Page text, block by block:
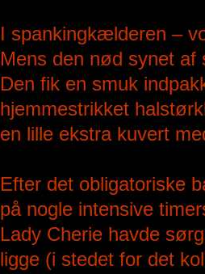
I spankingkælderen –
Mens den nød synet af
Den fik en smuk
hjemmestrikket
en lille ekstra kuvert
Efter det obligatoriske
på nogle intensive
Lady Cherie havde
ligge (i stedet for det